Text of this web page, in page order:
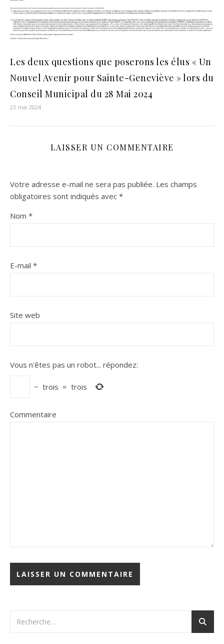
Les deux questions que poserons les élus « Un
Nouvel Avenir pour Sainte-Geneviève » lors du
Conseil Municipal du 28 Mai 2024
23 mai 2024
LAISSER UN COMMENTAIRE
Votre adresse e-mail ne sera pas publiée. Les champs
obligatoires sont indiqués avec *
Nom *
E-mail *
Site web
Vous n'êtes pas un robot... répondez:
− trois = trois
Commentaire